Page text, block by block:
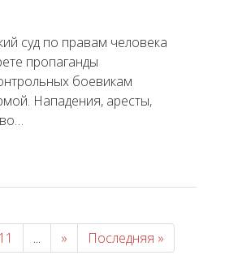
суд по правам человека
пропаганды
боевикам
Нападения, аресты,
11 ... » Последняя »